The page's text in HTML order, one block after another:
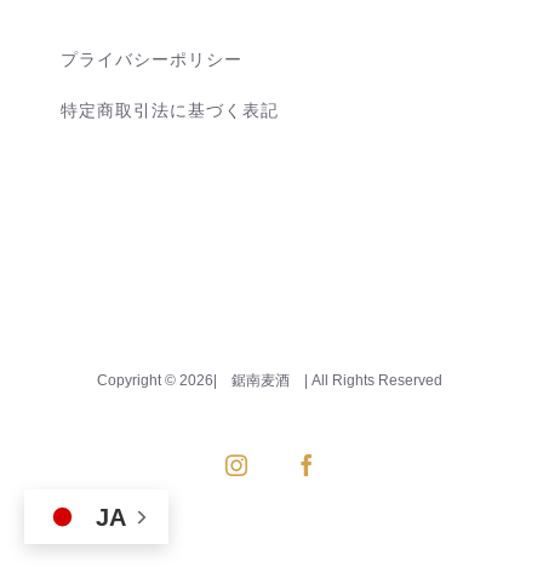
プライバシーポリシー
特定商取引法に基づく表記
Copyright © 2026| 鋸南麦酒 | All Rights Reserved
InstagramFacebook
JA